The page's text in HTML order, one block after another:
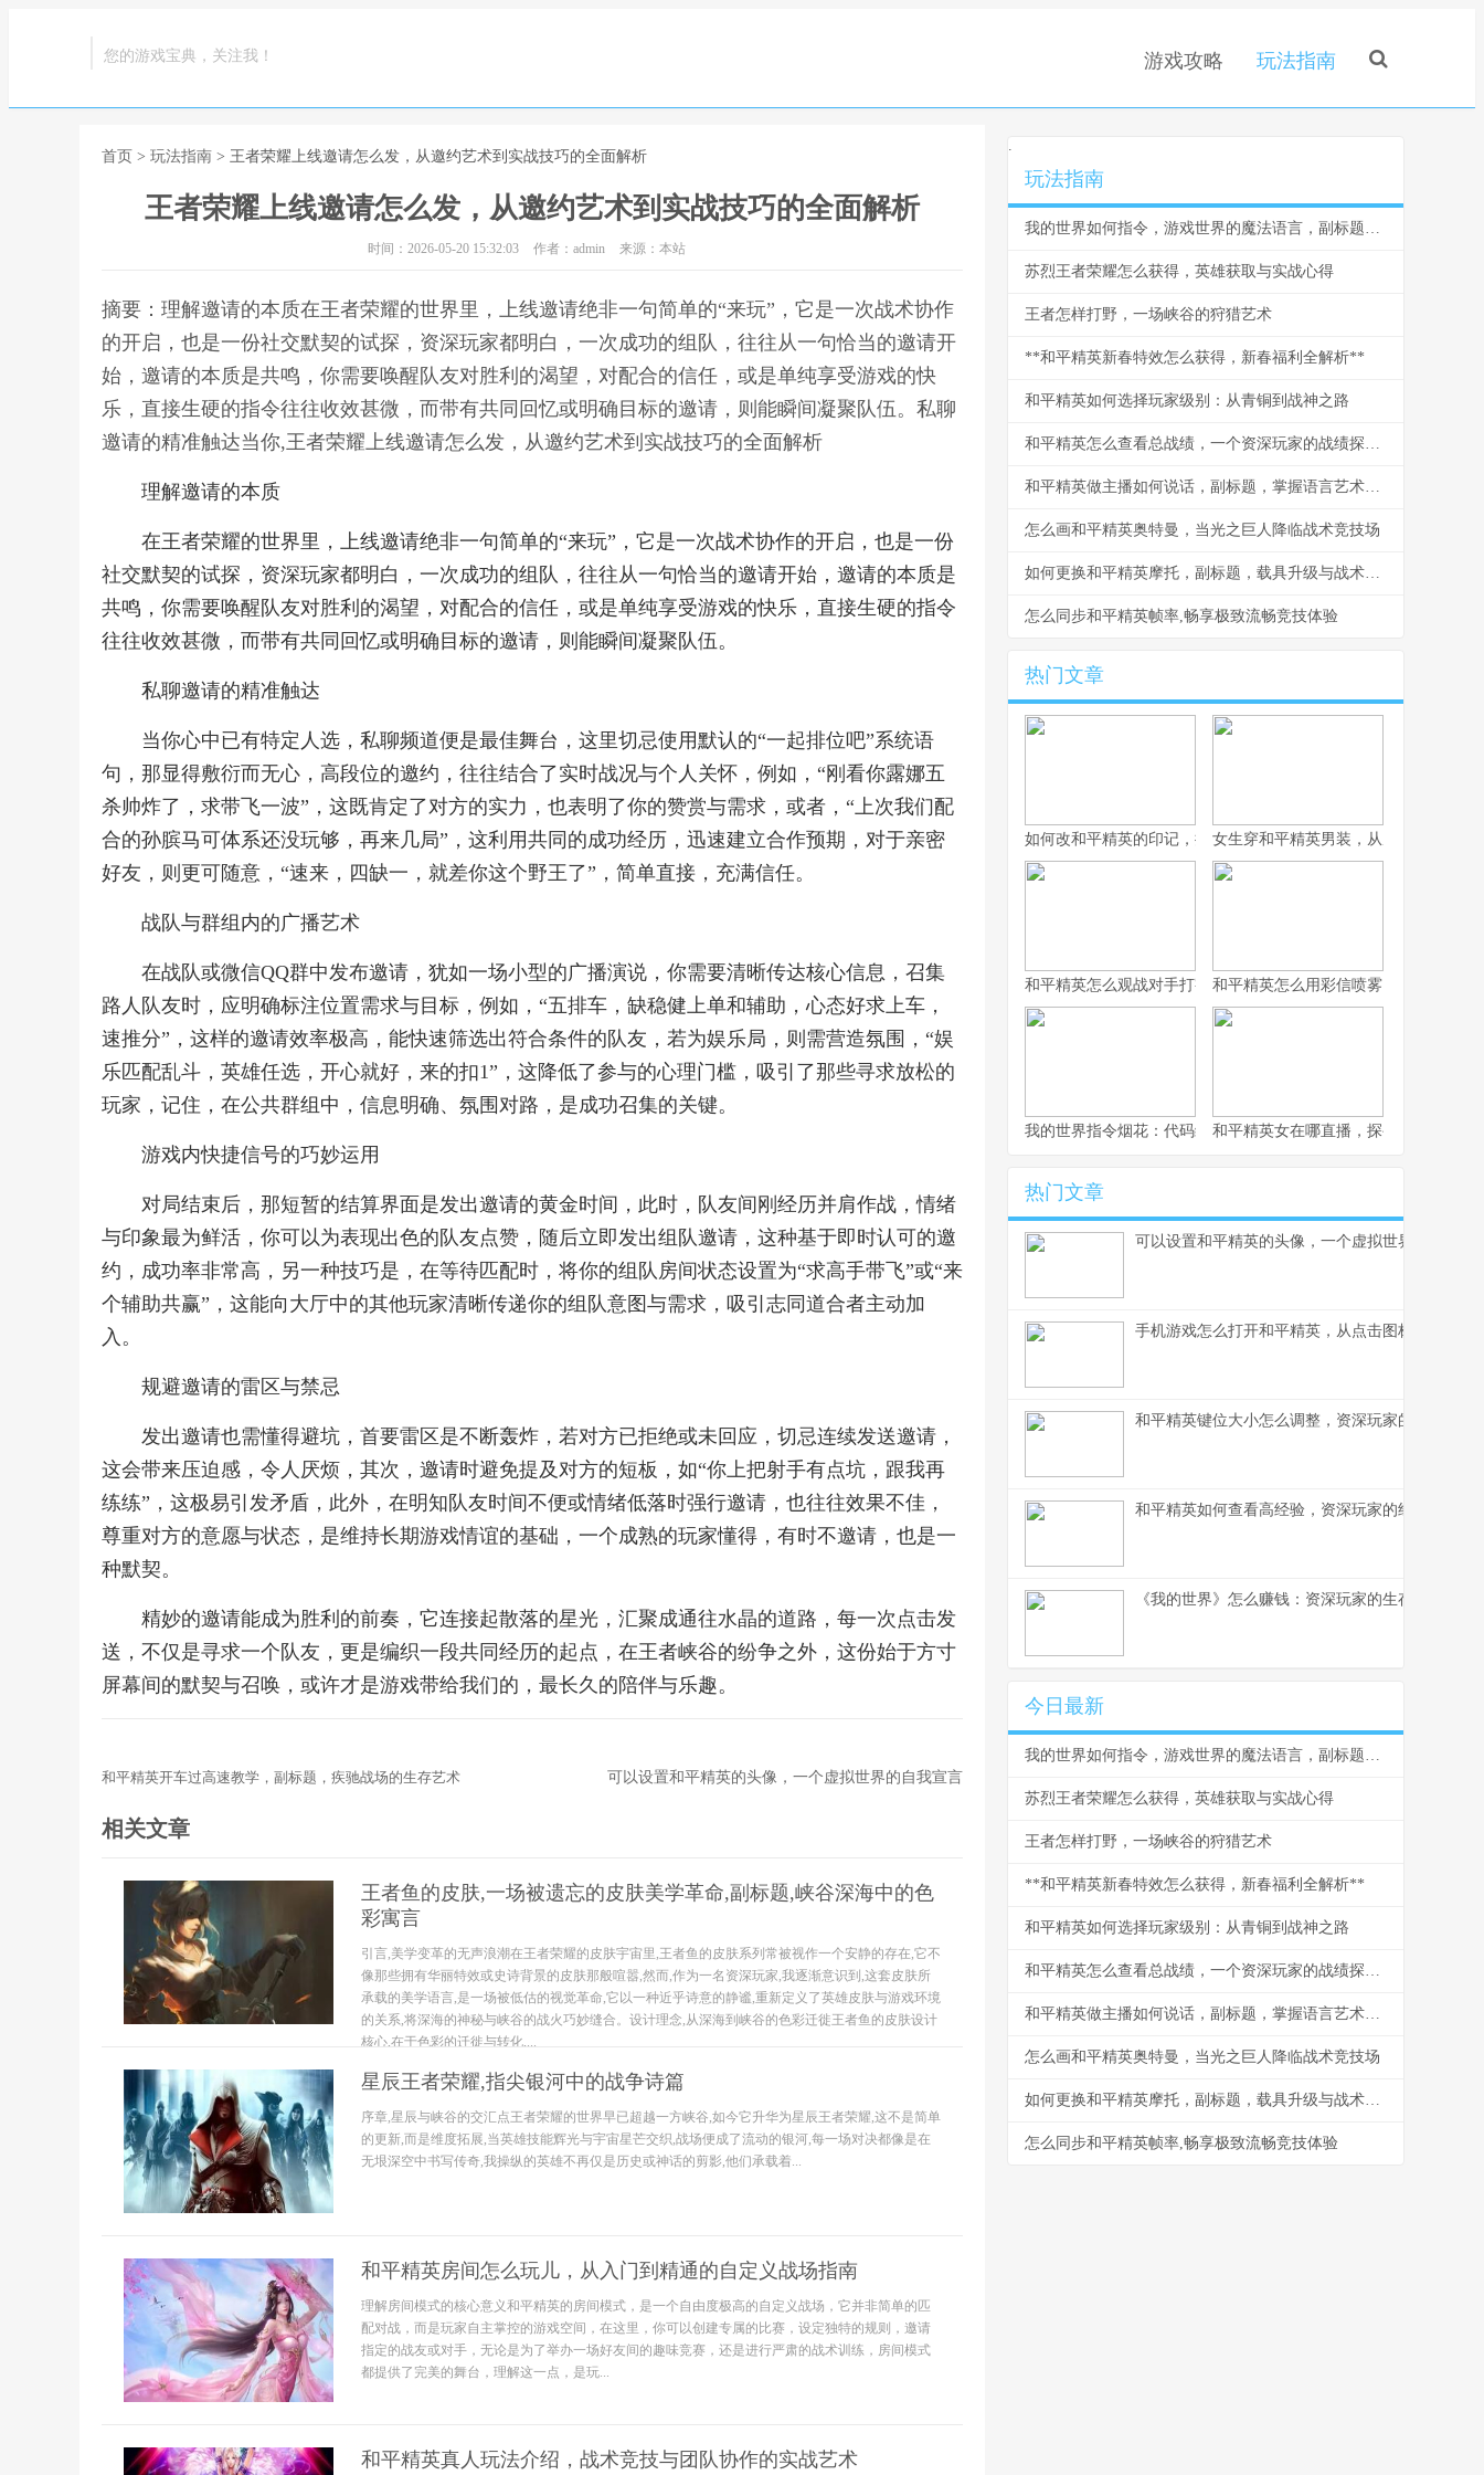
您的游戏宝典，关注我！ 游戏攻略 玩法指南
首页 > 玩法指南 > 王者荣耀上线邀请怎么发，从邀约艺术到实战技巧的全面解析
王者荣耀上线邀请怎么发，从邀约艺术到实战技巧的全面解析
时间：2026-05-20 15:32:03 作者：admin 来源：本站
摘要：理解邀请的本质在王者荣耀的世界里，上线邀请绝非一句简单的“来玩”，它是一次战术协作
的开启，也是一份社交默契的试探，资深玩家都明白，一次成功的组队，往往从一句恰当的邀请开
始，邀请的本质是共鸣，你需要唤醒队友对胜利的渴望，对配合的信任，或是单纯享受游戏的快
乐，直接生硬的指令往往收效甚微，而带有共同回忆或明确目标的邀请，则能瞬间凝聚队伍。私聊
邀请的精准触达当你,王者荣耀上线邀请怎么发，从邀约艺术到实战技巧的全面解析
理解邀请的本质
在王者荣耀的世界里，上线邀请绝非一句简单的“来玩”，它是一次战术协作的开启，也是一份
社交默契的试探，资深玩家都明白，一次成功的组队，往往从一句恰当的邀请开始，邀请的本质是
共鸣，你需要唤醒队友对胜利的渴望，对配合的信任，或是单纯享受游戏的快乐，直接生硬的指令
往往收效甚微，而带有共同回忆或明确目标的邀请，则能瞬间凝聚队伍。
私聊邀请的精准触达
当你心中已有特定人选，私聊频道便是最佳舞台，这里切忌使用默认的“一起排位吧”系统语
句，那显得敷衍而无心，高段位的邀约，往往结合了实时战况与个人关怀，例如，“刚看你露娜五
杀帅炸了，求带飞一波”，这既肯定了对方的实力，也表明了你的赞赏与需求，或者，“上次我们配
合的孙膑马可体系还没玩够，再来几局”，这利用共同的成功经历，迅速建立合作预期，对于亲密
好友，则更可随意，“速来，四缺一，就差你这个野王了”，简单直接，充满信任。
战队与群组内的广播艺术
在战队或微信QQ群中发布邀请，犹如一场小型的广播演说，你需要清晰传达核心信息，召集
路人队友时，应明确标注位置需求与目标，例如，“五排车，缺稳健上单和辅助，心态好求上车，
速推分”，这样的邀请效率极高，能快速筛选出符合条件的队友，若为娱乐局，则需营造氛围，“娱
乐匹配乱斗，英雄任选，开心就好，来的扣1”，这降低了参与的心理门槛，吸引了那些寻求放松的
玩家，记住，在公共群组中，信息明确、氛围对路，是成功召集的关键。
游戏内快捷信号的巧妙运用
对局结束后，那短暂的结算界面是发出邀请的黄金时间，此时，队友间刚经历并肩作战，情绪
与印象最为鲜活，你可以为表现出色的队友点赞，随后立即发出组队邀请，这种基于即时认可的邀
约，成功率非常高，另一种技巧是，在等待匹配时，将你的组队房间状态设置为“求高手带飞”或“来
个辅助共赢”，这能向大厅中的其他玩家清晰传递你的组队意图与需求，吸引志同道合者主动加
入。
规避邀请的雷区与禁忌
发出邀请也需懂得避坑，首要雷区是不断轰炸，若对方已拒绝或未回应，切忌连续发送邀请，
这会带来压迫感，令人厌烦，其次，邀请时避免提及对方的短板，如“你上把射手有点坑，跟我再
练练”，这极易引发矛盾，此外，在明知队友时间不便或情绪低落时强行邀请，也往往效果不佳，
尊重对方的意愿与状态，是维持长期游戏情谊的基础，一个成熟的玩家懂得，有时不邀请，也是一
种默契。
精妙的邀请能成为胜利的前奏，它连接起散落的星光，汇聚成通往水晶的道路，每一次点击发
送，不仅是寻求一个队友，更是编织一段共同经历的起点，在王者峡谷的纷争之外，这份始于方寸
屏幕间的默契与召唤，或许才是游戏带给我们的，最长久的陪伴与乐趣。
和平精英开车过高速教学，副标题，疾驰战场的生存艺术 可以设置和平精英的头像，一个虚拟世界的自我宣言
相关文章
王者鱼的皮肤,一场被遗忘的皮肤美学革命,副标题,峡谷深海中的色
彩寓言
引言,美学变革的无声浪潮在王者荣耀的皮肤宇宙里,王者鱼的皮肤系列常被视作一个安静的存在,它不
像那些拥有华丽特效或史诗背景的皮肤那般喧嚣,然而,作为一名资深玩家,我逐渐意识到,这套皮肤所
承载的美学语言,是一场被低估的视觉革命,它以一种近乎诗意的静谧,重新定义了英雄皮肤与游戏环境
的关系,将深海的神秘与峡谷的战火巧妙缝合。设计理念,从深海到峡谷的色彩迁徙王者鱼的皮肤设计
核心,在于色彩的迁徙与转化,...
星辰王者荣耀,指尖银河中的战争诗篇
序章,星辰与峡谷的交汇点王者荣耀的世界早已超越一方峡谷,如今它升华为星辰王者荣耀,这不是简单
的更新,而是维度拓展,当英雄技能辉光与宇宙星芒交织,战场便成了流动的银河,每一场对决都像是在
无垠深空中书写传奇,我操纵的英雄不再仅是历史或神话的剪影,他们承载着...
和平精英房间怎么玩儿，从入门到精通的自定义战场指南
理解房间模式的核心意义和平精英的房间模式，是一个自由度极高的自定义战场，它并非简单的匹
配对战，而是玩家自主掌控的游戏空间，在这里，你可以创建专属的比赛，设定独特的规则，邀请
指定的战友或对手，无论是为了举办一场好友间的趣味竞赛，还是进行严肃的战术训练，房间模式
都提供了完美的舞台，理解这一点，是玩...
和平精英真人玩法介绍，战术竞技与团队协作的实战艺术
.
玩法指南
我的世界如何指令，游戏世界的魔法语言，副标题为资深玩家必备的创造指南
苏烈王者荣耀怎么获得，英雄获取与实战心得
王者怎样打野，一场峡谷的狩猎艺术
**和平精英新春特效怎么获得，新春福利全解析**
和平精英如何选择玩家级别：从青铜到战神之路
和平精英怎么查看总战绩，一个资深玩家的战绩探索之旅
和平精英做主播如何说话，副标题，掌握语言艺术引爆直播间
怎么画和平精英奥特曼，当光之巨人降临战术竞技场
如何更换和平精英摩托，副标题，载具升级与战术革新
怎么同步和平精英帧率,畅享极致流畅竞技体验
热门文章
如何改和平精英的印记，提升战术竞技体验女生穿和平精英男装，从虚拟战场到现
和平精英怎么观战对手打字之战术观察与交流艺术，副标题观战中
和平精英怎么用彩信喷雾，战术迷雾中
我的世界指令烟花：代码编织的夜空盛宴和平精英女在哪直播，探寻顶尖女玩家
热门文章
可以设置和平精英的头像，一个虚拟世界的自我宣
手机游戏怎么打开和平精英，从点击图标到沉浸战
和平精英键位大小怎么调整，资深玩家的精细操控
和平精英如何查看高经验，资深玩家的经验洞察之
《我的世界》怎么赚钱：资深玩家的生存与致富之
今日最新
我的世界如何指令，游戏世界的魔法语言，副标题为资深玩家必备的创造指南
苏烈王者荣耀怎么获得，英雄获取与实战心得
王者怎样打野，一场峡谷的狩猎艺术
**和平精英新春特效怎么获得，新春福利全解析**
和平精英如何选择玩家级别：从青铜到战神之路
和平精英怎么查看总战绩，一个资深玩家的战绩探索之旅
和平精英做主播如何说话，副标题，掌握语言艺术引爆直播间
怎么画和平精英奥特曼，当光之巨人降临战术竞技场
如何更换和平精英摩托，副标题，载具升级与战术革新
怎么同步和平精英帧率,畅享极致流畅竞技体验